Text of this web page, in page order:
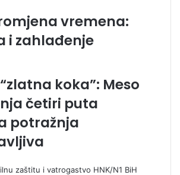
vremena:
i zahlađenje
koka”: Meso
četiri puta
potražnja